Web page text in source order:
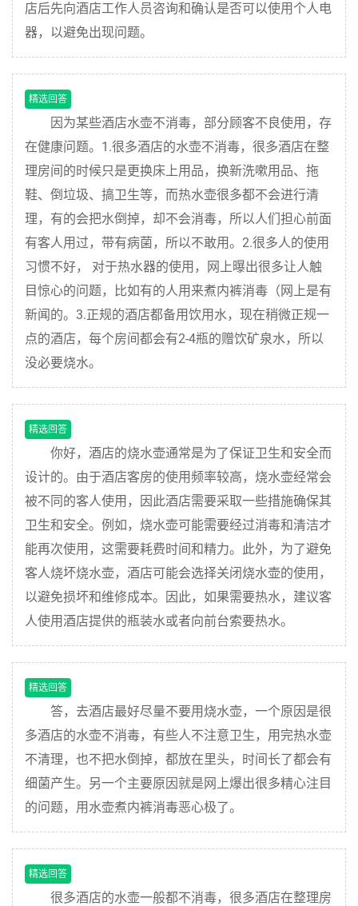
店后先向酒店工作人员咨询和确认是否可以使用个人电
器，以避免出现问题。
精选回答
因为某些酒店水壶不消毒，部分顾客不良使用，存
在健康问题。1.很多酒店的水壶不消毒，很多酒店在整
理房间的时候只是更换床上用品，换新洗嗽用品、拖
鞋、倒垃圾、搞卫生等，而热水壶很多都不会进行清
理，有的会把水倒掉，却不会消毒，所以人们担心前面
有客人用过，带有病菌，所以不敢用。2.很多人的使用
习惯不好， 对于热水器的使用，网上曝出很多让人触
目惊心的问题，比如有的人用来煮内裤消毒（网上是有
新闻的。3.正规的酒店都备用饮用水，现在稍微正规一
点的酒店，每个房间都会有2-4瓶的赠饮矿泉水，所以
没必要烧水。
精选回答
你好，酒店的烧水壶通常是为了保证卫生和安全而
设计的。由于酒店客房的使用频率较高，烧水壶经常会
被不同的客人使用，因此酒店需要采取一些措施确保其
卫生和安全。例如，烧水壶可能需要经过消毒和清洁才
能再次使用，这需要耗费时间和精力。此外，为了避免
客人烧坏烧水壶，酒店可能会选择关闭烧水壶的使用，
以避免损坏和维修成本。因此，如果需要热水，建议客
人使用酒店提供的瓶装水或者向前台索要热水。
精选回答
答，去酒店最好尽量不要用烧水壶，一个原因是很
多酒店的水壶不消毒，有些人不注意卫生，用完热水壶
不清理，也不把水倒掉，都放在里头，时间长了都会有
细菌产生。另一个主要原因就是网上爆出很多精心注目
的问题，用水壶煮内裤消毒恶心极了。
精选回答
很多酒店的水壶一般都不消毒，很多酒店在整理房